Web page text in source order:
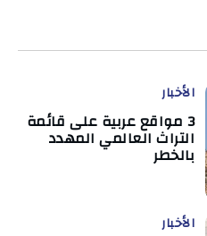
الأخبار
3 مواقع عربية على قائمة
التراث العالمي المهدد
بالخطر
الأخبار